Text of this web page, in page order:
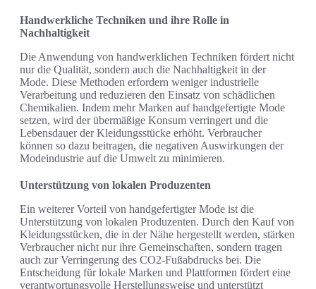
Handwerkliche Techniken und ihre Rolle in
Nachhaltigkeit
Die Anwendung von handwerklichen Techniken fördert nicht
nur die Qualität, sondern auch die Nachhaltigkeit in der
Mode. Diese Methoden erfordern weniger industrielle
Verarbeitung und reduzieren den Einsatz von schädlichen
Chemikalien. Indem mehr Marken auf handgefertigte Mode
setzen, wird der übermäßige Konsum verringert und die
Lebensdauer der Kleidungsstücke erhöht. Verbraucher
können so dazu beitragen, die negativen Auswirkungen der
Modeindustrie auf die Umwelt zu minimieren.
Unterstützung von lokalen Produzenten
Ein weiterer Vorteil von handgefertigter Mode ist die
Unterstützung von lokalen Produzenten. Durch den Kauf von
Kleidungsstücken, die in der Nähe hergestellt werden, stärken
Verbraucher nicht nur ihre Gemeinschaften, sondern tragen
auch zur Verringerung des CO2-Fußabdrucks bei. Die
Entscheidung für lokale Marken und Plattformen fördert eine
verantwortungsvolle Herstellungsweise und unterstützt